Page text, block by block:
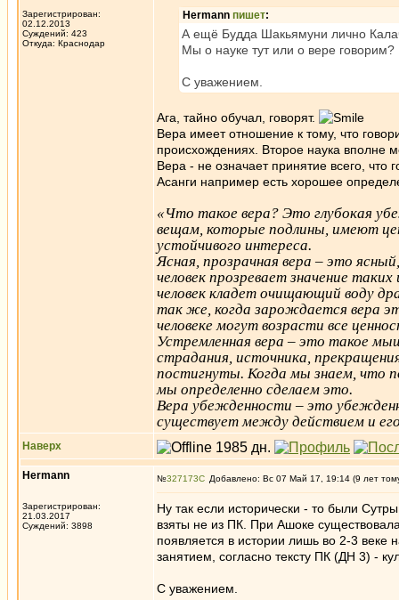
Зарегистрирован:
02.12.2013
Суждений: 423
Откуда: Краснодар
Hermann пишет:
А ещё Будда Шакьямуни лично
Мы о науке тут или о вере говорим?
С уважением.
Ага, тайно обучал, говорят.
Вера имеет отношение к тому, что
происхождениях. Второе наука вполне
Вера - не означает принятие всего, что
Асанги например есть хорошее
«Что такое вера? Это глубокая
вещам, которые подлины, имеют
устойчивого интереса.
Ясная, прозрачная вера – это
человек прозревает значение
человек кладет очищающий воду
так же, когда зарождается вера
человеке могут возрасти все
Устремленная вера – это такое
страдания, источника,
постигнуты. Когда мы знаем, что
мы определенно сделаем это.
Вера убежденности – это
существует между действием и
Наверх
Hermann
Зарегистрирован:
21.03.2017
Суждений: 3898
№327173 Добавлено: Вс 07 Май 17, 19:14 (9 лет
Ну так если исторически - то были
взяты не из ПК. При Ашоке
появляется в истории лишь во 2-3
занятием, согласно тексту ПК (ДН 3) -
С уважением.